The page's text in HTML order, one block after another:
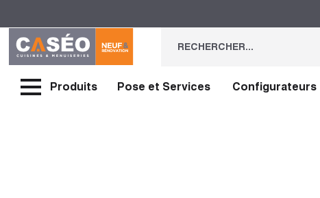
Produits Pose et Services Configurateurs